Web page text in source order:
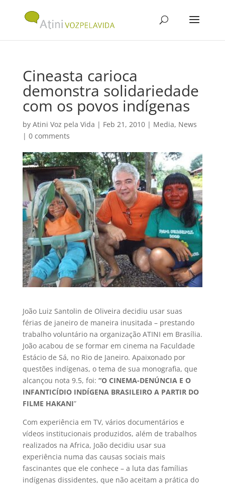
Cineasta carioca
demonstra solidariedade
com os povos indígenas
by Atini Voz pela Vida | Feb 21, 2010| Media, News
| 0 comments
João Luiz Santolin de Oliveira decidiu usar suas
férias de janeiro de maneira inusitada – prestando
trabalho voluntário na organização ATINI em Brasília.
João acabou de se formar em cinema na Faculdade
Estácio de Sá, no Rio de Janeiro. Apaixonado por
questões indígenas, o tema de sua monografia, que
alcançou nota 9.5, foi: “O CINEMA-DENÚNCIA E O
INFANTICÍDIO INDÍGENA BRASILEIRO A PARTIR DO
FILME HAKANI”
Com experiência em TV, vários documentários e
vídeos institucionais produzidos, além de trabalhos
realizados na Africa, João decidiu usar sua
experiência numa das causas sociais mais
fascinantes que ele conhece – a luta das famílias
indígenas dissidentes, que não aceitam a prática do